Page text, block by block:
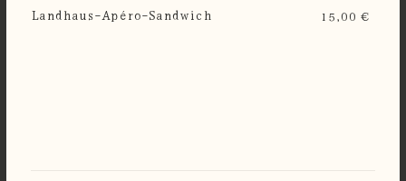
Landhaus-Apéro-Sandwich 15,00 €